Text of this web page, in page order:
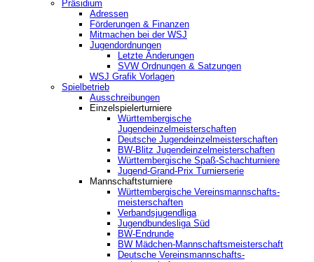
Präsidium
Adressen
Förderungen & Finanzen
Mitmachen bei der WSJ
Jugendordnungen
Letzte Änderungen
SVW Ordnungen & Satzungen
WSJ Grafik Vorlagen
Spielbetrieb
Ausschreibungen
Einzelspielerturniere
Württembergische
Jugendeinzelmeisterschaften
Deutsche Jugendeinzelmeisterschaften
BW-Blitz Jugendeinzelmeisterschaften
Württembergische Spaß-Schachturniere
Jugend-Grand-Prix Turnierserie
Mannschaftsturniere
Württembergische Vereinsmannschafts-
meisterschaften
Verbandsjugendliga
Jugendbundesliga Süd
BW-Endrunde
BW Mädchen-Mannschaftsmeisterschaft
Deutsche Vereinsmannschafts-